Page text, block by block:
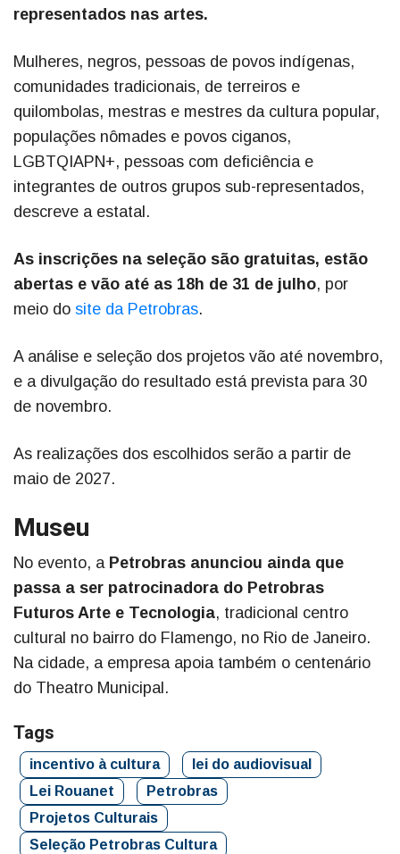
representados nas artes.
Mulheres, negros, pessoas de povos indígenas,
comunidades tradicionais, de terreiros e
quilombolas, mestras e mestres da cultura popular,
populações nômades e povos ciganos,
LGBTQIAPN+, pessoas com deficiência e
integrantes de outros grupos sub-representados,
descreve a estatal.
As inscrições na seleção são gratuitas, estão
abertas e vão até as 18h de 31 de julho, por
meio do site da Petrobras.
A análise e seleção dos projetos vão até novembro,
e a divulgação do resultado está prevista para 30
de novembro.
As realizações dos escolhidos serão a partir de
maio de 2027.
Museu
No evento, a Petrobras anunciou ainda que
passa a ser patrocinadora do Petrobras
Futuros Arte e Tecnologia, tradicional centro
cultural no bairro do Flamengo, no Rio de Janeiro.
Na cidade, a empresa apoia também o centenário
do Theatro Municipal.
Tags
incentivo à cultura
lei do audiovisual
Lei Rouanet
Petrobras
Projetos Culturais
Seleção Petrobras Cultura